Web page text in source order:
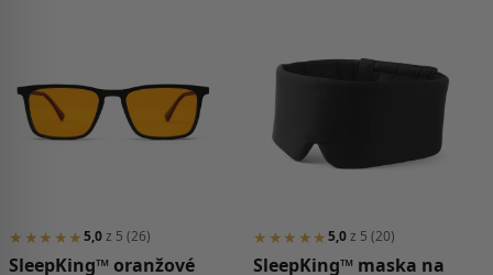
★★★★★5,0z 5 (26)
SleepKing™ oranžové
★★★★★5,0z 5 (20)
SleepKing™ maska na